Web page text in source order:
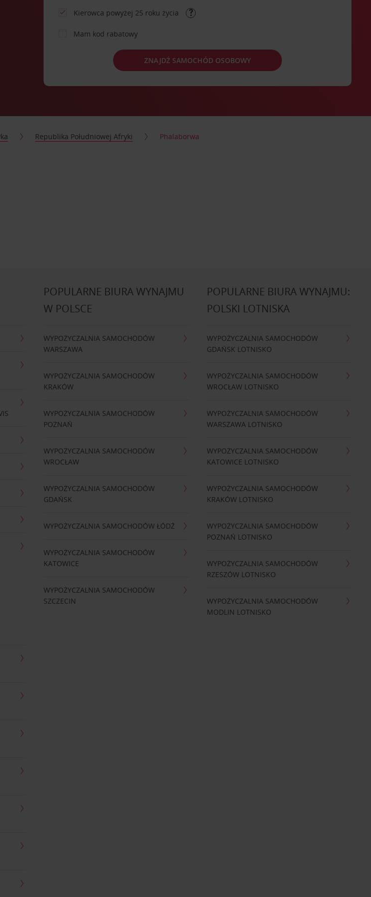
Kierowca powyżej 25 roku życia
Mam kod rabatowy
ZNAJDŹ SAMOCHÓD OSOBOWY
Republika Południowej Afryki Phalaborwa
POPULARNE BIURA WYNAJMU
W POLSCE
WYPOŻYCZALNIA SAMOCHODÓW
WARSZAWA
WYPOŻYCZALNIA SAMOCHODÓW
KRAKÓW
WYPOŻYCZALNIA SAMOCHODÓW
POZNAŃ
WYPOŻYCZALNIA SAMOCHODÓW
WROCŁAW
WYPOŻYCZALNIA SAMOCHODÓW
GDAŃSK
WYPOŻYCZALNIA SAMOCHODÓW ŁÓDŹ
WYPOŻYCZALNIA SAMOCHODÓW
KATOWICE
WYPOŻYCZALNIA SAMOCHODÓW
SZCZECIN
POPULARNE BIURA WYNAJMU:
POLSKI LOTNISKA
WYPOŻYCZALNIA SAMOCHODÓW
GDAŃSK LOTNISKO
WYPOŻYCZALNIA SAMOCHODÓW
WROCŁAW LOTNISKO
WYPOŻYCZALNIA SAMOCHODÓW
WARSZAWA LOTNISKO
WYPOŻYCZALNIA SAMOCHODÓW
KATOWICE LOTNISKO
WYPOŻYCZALNIA SAMOCHODÓW
KRAKÓW LOTNISKO
WYPOŻYCZALNIA SAMOCHODÓW
POZNAŃ LOTNISKO
WYPOŻYCZALNIA SAMOCHODÓW
RZESZÓW LOTNISKO
WYPOŻYCZALNIA SAMOCHODÓW
MODLIN LOTNISKO